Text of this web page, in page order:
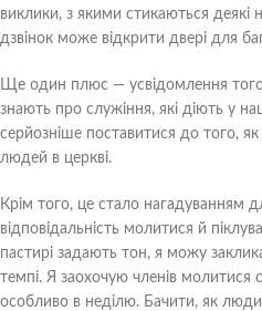
виклики, з якими стикаються деякі
дзвінок може відкрити двері для
Ще один плюс — усвідомлення
знають про служіння, які діють у
серйозніше поставитися до того,
людей в церкві.
Крім того, це стало нагадуванням
відповідальність молитися й
пастирі задають тон, я можу
темпі. Я заохочую членів молитися
особливо в неділю. Бачити, як люди